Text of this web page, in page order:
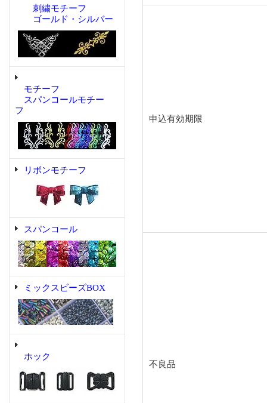
刺繍モチーフ
ゴールド・シルバー
モチーフ
スパンコールモチー
フ
リボンモチーフ
スパンコール
ミックスビーズBOX
ホック
申込有効期限
不良品